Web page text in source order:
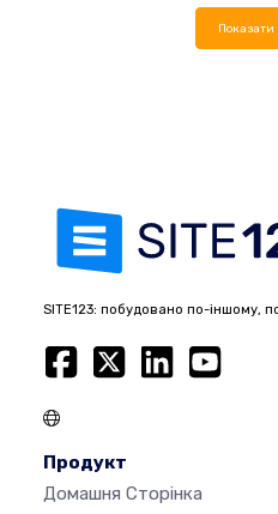
Показати
SITE123: побудовано по-іншому,
Продукт
Домашня Сторінка